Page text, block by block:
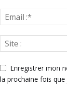
Enregistrer mon
la prochaine fois